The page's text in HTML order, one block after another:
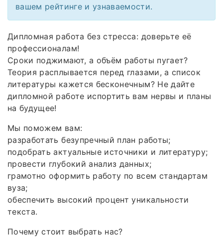
вашем рейтинге и узнаваемости.
Дипломная работа без стресса: доверьте её
профессионалам!
Сроки поджимают, а объём работы пугает?
Теория расплывается перед глазами, а список
литературы кажется бесконечным? Не дайте
дипломной работе испортить вам нервы и планы
на будущее!
Мы поможем вам:
разработать безупречный план работы;
подобрать актуальные источники и литературу;
провести глубокий анализ данных;
грамотно оформить работу по всем стандартам
вуза;
обеспечить высокий процент уникальности
текста.
Почему стоит выбрать нас?